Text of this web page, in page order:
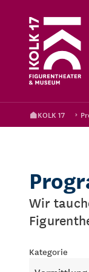
KOLK 17
Wir
Kategorie